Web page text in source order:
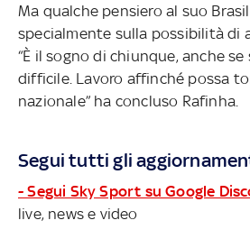
Ma qualche pensiero al suo
specialmente sulla possibilità di
“È il sogno di chiunque, anche
difficile. Lavoro affinché possa
nazionale” ha concluso Rafinha.
Segui tutti gli
- Segui Sky Sport su Google
live, news e video